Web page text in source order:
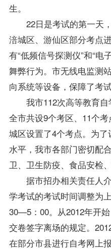
生。
22日是考试的第一天
涪城区、游仙区部分考点
有“低频信号探测仪”和“电
舞弊行为。市无线电监测
向系统等设备，保障了考
我市112次高等教育自
全市共设9个考区、11个
城区设置了4个考点。为
水平，我市各部门密切配
卫、卫生防疫、食品安检
据市招办相关责任人介
学考试的考试时间调整为
30—5：00。从2012年开
交卷签字离场的规定。
在部分市县进行自考网上